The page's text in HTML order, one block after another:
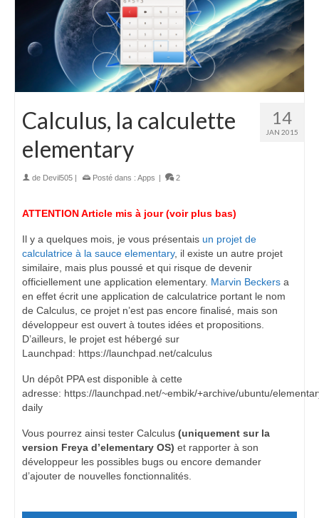
14
JAN 2015
Calculus, la calculette
elementary
de Devil505 | Posté dans : Apps | 2
ATTENTION Article mis à jour (voir plus bas)
Il y a quelques mois, je vous présentais un projet de
calculatrice à la sauce elementary, il existe un autre projet
similaire, mais plus poussé et qui risque de devenir
officiellement une application elementary. Marvin Beckers a
en effet écrit une application de calculatrice portant le nom
de Calculus, ce projet n’est pas encore finalisé, mais son
développeur est ouvert à toutes idées et propositions.
D’ailleurs, le projet est hébergé sur
Launchpad: https://launchpad.net/calculus
Un dépôt PPA est disponible à cette
adresse: https://launchpad.net/~embik/+archive/ubuntu/
daily
Vous pourrez ainsi tester Calculus (uniquement sur la
version Freya d’elementary OS) et rapporter à son
développeur les possibles bugs ou encore demander
d’ajouter de nouvelles fonctionnalités.